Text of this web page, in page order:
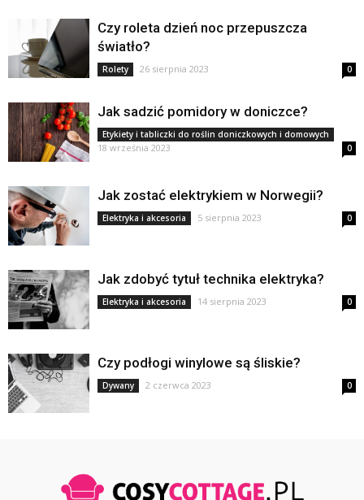
Czy roleta dzień noc przepuszcza
światło?
Rolety 26 sierpnia 2023 0
Jak sadzić pomidory w doniczce?
Etykiety i tabliczki do roślin doniczkowych i domowych
18 września 2023 0
Jak zostać elektrykiem w Norwegii?
Elektryka i akcesoria 5 sierpnia 2023 0
Jak zdobyć tytuł technika elektryka?
Elektryka i akcesoria 14 sierpnia 2023 0
Czy podłogi winylowe są śliskie?
Dywany 2 czerwca 2023 0